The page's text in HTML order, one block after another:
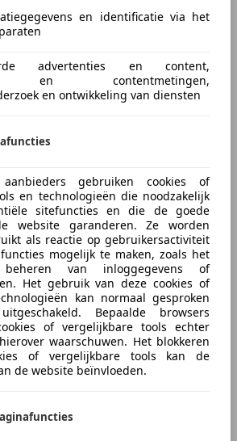
en identificatie via het
advertenties en content,
en contentmetingen,
en ontwikkeling van diensten
gebruiken cookies of
en technologieën die noodzakelijk
sitefuncties en die de goede
website garanderen. Ze worden
als reactie op gebruikersactiviteit
mogelijk te maken, zoals het
van inloggegevens of
Het gebruik van deze cookies of
kan normaal gesproken
Bepaalde browsers
of vergelijkbare tools echter
waarschuwen. Het blokkeren
of vergelijkbare tools kan de
de website beïnvloeden.